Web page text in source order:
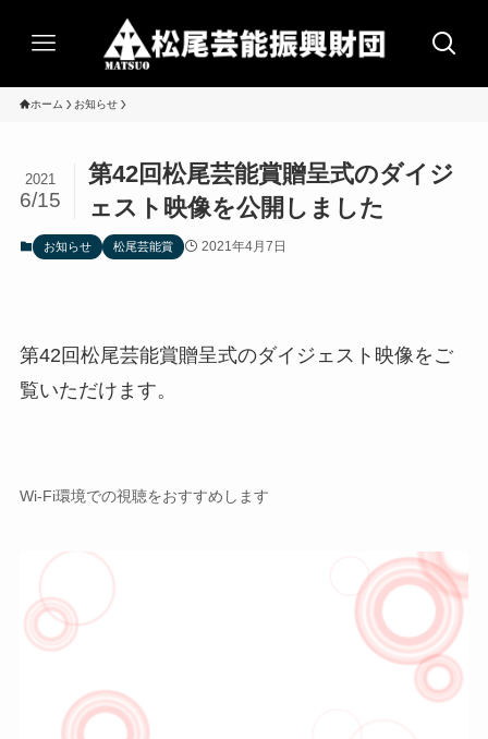
ホーム お知らせ
第42回松尾芸能賞贈呈式のダイジ
ェスト映像を公開しました
2021
6/15
お知らせ 松尾芸能賞 2021年4月7日
第42回松尾芸能賞贈呈式のダイジェスト映像をご
覧いただけます。
Wi-Fi環境での視聴をおすすめします
画
プ